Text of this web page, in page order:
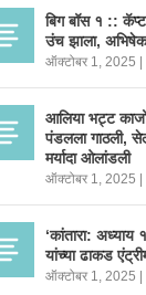
बिग बॉस १ ::
उंच झाला,
ऑक्टोबर 1, 2025
आलिया भट्ट
पंडलला गाठली,
मर्यादा ओलांडली
ऑक्टोबर 1, 2025
‘कांतारा: अध्याय
यांच्या ढाकड
ऑक्टोबर 1, 2025